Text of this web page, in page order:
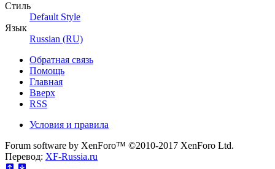
Стиль
Default Style
Язык
Russian (RU)
Обратная связь
Помощь
Главная
Вверх
RSS
Условия и правила
Forum software by XenForo™ ©2010-2017 XenForo Ltd.
Перевод: XF-Russia.ru